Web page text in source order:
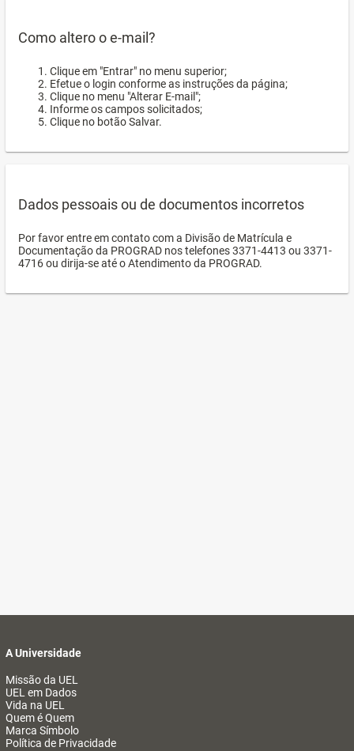
Como altero o e-mail?
Clique em "Entrar" no menu superior;
Efetue o login conforme as instruções da página;
Clique no menu "Alterar E-mail";
Informe os campos solicitados;
Clique no botão Salvar.
Dados pessoais ou de documentos incorretos
Por favor entre em contato com a Divisão de Matrícula e
Documentação da PROGRAD nos telefones 3371-4413 ou 3371-
4716 ou dirija-se até o Atendimento da PROGRAD.
A Universidade
Missão da UEL
UEL em Dados
Vida na UEL
Quem é Quem
Marca Símbolo
Política de Privacidade